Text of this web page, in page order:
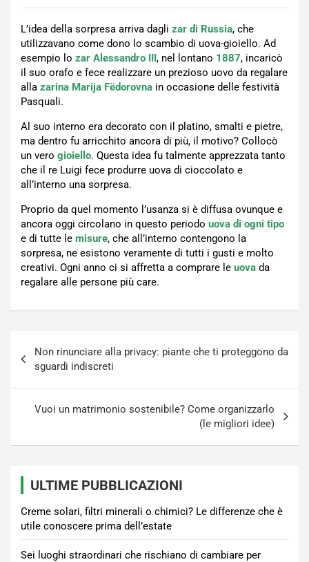
L’idea della sorpresa arriva dagli zar di Russia, che
utilizzavano come dono lo scambio di uova-gioiello. Ad
esempio lo zar Alessandro III, nel lontano 1887, incaricò
il suo orafo e fece realizzare un prezioso uovo da regalare
alla zarina Marija Fëdorovna in occasione delle festività
Pasquali.
Al suo interno era decorato con il platino, smalti e pietre,
ma dentro fu arricchito ancora di più, il motivo? Collocò
un vero gioiello. Questa idea fu talmente apprezzata tanto
che il re Luigi fece produrre uova di cioccolato e
all’interno una sorpresa.
Proprio da quel momento l’usanza si è diffusa ovunque e
ancora oggi circolano in questo periodo uova di ogni tipo
e di tutte le misure, che all’interno contengono la
sorpresa, ne esistono veramente di tutti i gusti e molto
creativi. Ogni anno ci si affretta a comprare le uova da
regalare alle persone più care.
articoli
Non rinunciare alla privacy: piante che ti proteggono da
sguardi indiscreti
Vuoi un matrimonio sostenibile? Come organizzarlo
(le migliori idee)
ULTIME PUBBLICAZIONI
Creme solari, filtri minerali o chimici? Le differenze che è
utile conoscere prima dell’estate
Sei luoghi straordinari che rischiano di cambiare per